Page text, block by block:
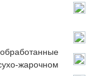
жарочном